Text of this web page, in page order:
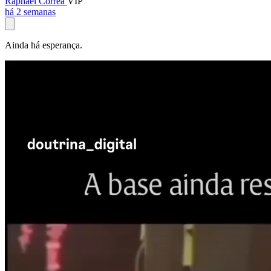
há 2 semanas
Ainda há esperança.